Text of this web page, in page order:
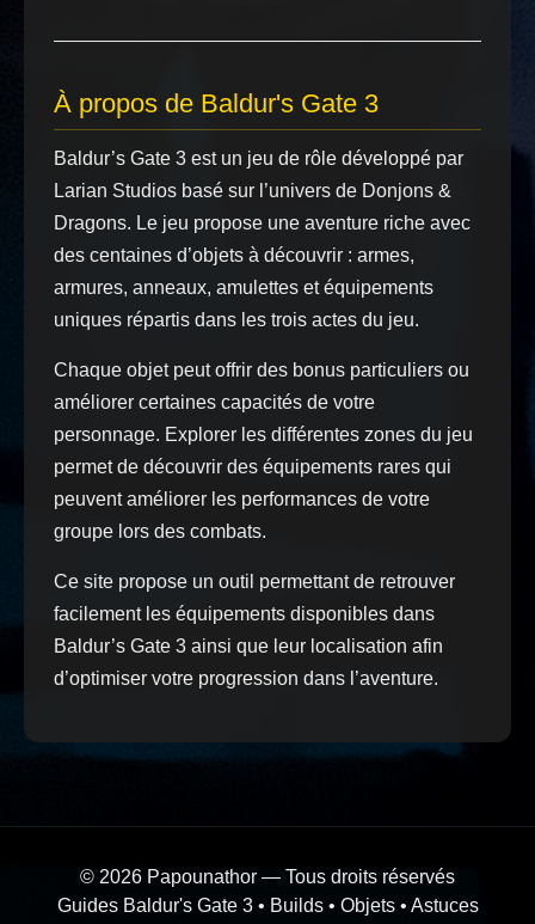
À propos de Baldur's Gate 3
Baldur’s Gate 3 est un jeu de rôle développé par
Larian Studios basé sur l’univers de Donjons &
Dragons. Le jeu propose une aventure riche avec
des centaines d’objets à découvrir : armes,
armures, anneaux, amulettes et équipements
uniques répartis dans les trois actes du jeu.
Chaque objet peut offrir des bonus particuliers ou
améliorer certaines capacités de votre
personnage. Explorer les différentes zones du jeu
permet de découvrir des équipements rares qui
peuvent améliorer les performances de votre
groupe lors des combats.
Ce site propose un outil permettant de retrouver
facilement les équipements disponibles dans
Baldur’s Gate 3 ainsi que leur localisation afin
d’optimiser votre progression dans l’aventure.
© 2026 Papounathor — Tous droits réservés
Guides Baldur's Gate 3 • Builds • Objets • Astuces